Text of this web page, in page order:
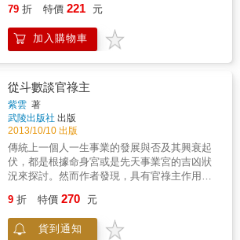
機點 步驟5：搭配當年紫微斗數理財預測作投
資規劃 步驟6：布置開運發財風水，讓您發財
守庫。 只要跟著本書的幾個步驟，就能夠
漲跌的虧本小戶。 股票投資者林先生，39歲時
損失一億，而後算出自己財運強弱時機，成功
避開風險，在59歲時獲利累積近億。 股票投資
者王先生，原先也在股市滑鐵盧，慘賠好幾百
萬，在師法天鉞門後，根據本書的紫微斗數股
市預測和命盤分析，雖非先天好財運之命格，
但算出後天財運的發財時機在50~59歲，並得知
其喜神為土，適合投資五行屬土的產業，容易
投資得利，51歲成功獲利千萬。 每個人都有不
利於自己的投資方案！就算先天財運不佳；也
在對的時間驅動它們，主動出擊，便能創造黃
書吧！ 這本書很特別，它講的是古老的紫微，
卻從現代能量入手；它要你弄懂自己的命盤，
卻帶你在賈伯斯、奧修、林書豪的命盤中鑽進
化氣命盤能量的運作道理，你就真的明白了讓
人腦袋發疼的命盤玄機，就像解開方程式一樣
豁然開朗。唯有了解「生命能量」如何透過命
盤來運作及行使功能，你才能主動掌握命運，
而不是被動地讓命運牽著鼻子走。 簡單來說，
紫微斗數就是東方古老的星象學，紫微命盤裡
的每顆星都已在宇宙中亮了數十億年以上，至
是紫微命盤裡14顆主星的能量組合，會隨著星
體賦予的能量不斷演化與改變。按照生辰八字
排出來的星組命盤是既定的格局，可以從中得
慧、用心做好理財規劃外， 運勢也是影響您成
敗的關鍵因素。 本書教你用紫微斗數快速算出
你的投資理財運 炒股買房，就是要順著你的財
時來嗎？ 不用花大錢找算命師父 / 不用到處求
名師指點， 你自己就可以── 快速推算一
生理財運勢 快速推算十年理財運勢 快速推算某
年理財運勢 快速推算某月理財運勢 快速推算某
日理財運勢 隨時需要‧隨時算!用紫微斗數算自
己的理財運勢 由於現在社會中，有很多人因為
不懂得推斷投資理財運勢，因而在投資理財上
沒有賺到錢而且還賠了很多錢，甚至因此被極
少數假借算命之名，實際上卻行詐財之實的不
的心得，寫成《投資運勢速推法》這本書，藉
79 折 特價 221 元
加入購物車
從斗數談官祿主
紫雲 著
武陵出版社 出版
2013/10/10 出版
傳統上一個人一生事業的發展與否及其興衰起
伏，都是根據命身宮或是先天事業宮的吉凶狀
況來探討。然而作者發現，具有官祿主作用的
陽這六顆甲級星曜，也具有左右命造一生事業
興衰起伏的關鍵性作用。請看作者如何採行官
祿主卦象的推論方法，把紫微斗數發揚光大。
9 折 特價 270 元
貨到通知